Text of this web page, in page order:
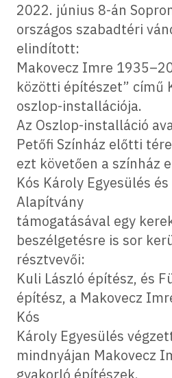
2022. június 8-án
országos szabadtéri
elindított:
Makovecz Imre
közötti építészet” című
oszlop-installációja.
Az Oszlop-installáció
Petőfi Színház előtti
ezt követően a színház
Kós Károly Egyesülés
Alapítvány
támogatásával egy
beszélgetésre is sor
résztvevői:
Kuli László építész, és
építész, a Makovecz
Kós
Károly Egyesülés
mindnyájan Makovecz
gyakorló építészek.